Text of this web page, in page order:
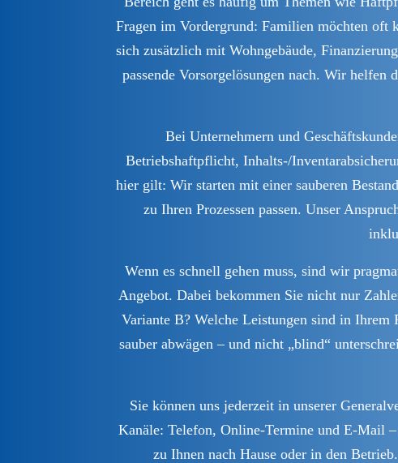
Fragen im Vordergrund: Familien möchten oft
sich zusätzlich mit Wohngebäude,
passende Vorsorgelösungen nach. Wir helfen
Bei Unternehmern und
Betriebshaftpflicht, Inhalts-/
hier gilt: Wir starten mit einer sauberen
zu Ihren Prozessen passen. Unser
Wenn es schnell gehen muss, sind wir
Angebot. Dabei bekommen Sie nicht nur
Variante B? Welche Leistungen sind in Ihrem
sauber abwägen – und nicht „blind“
Sie können uns jederzeit in unserer
Kanäle: Telefon, Online-Termine und E‑Mail
zu Ihnen nach Hause oder in den